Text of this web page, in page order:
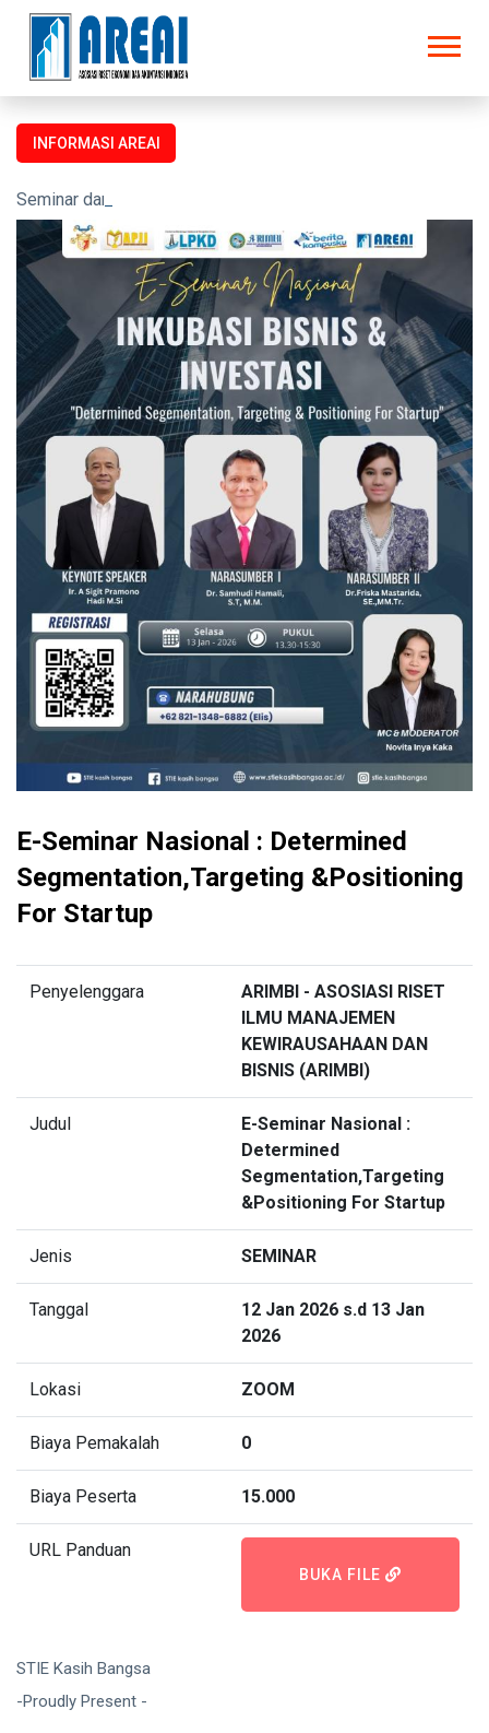
INFORMASI AREAI
Seminar dan Prosiding untuk semua kalangan
E-Seminar Nasional : Determined
Segmentation,Targeting &Positioning
For Startup
Penyelenggara
ARIMBI - ASOSIASI RISET
ILMU MANAJEMEN
KEWIRAUSAHAAN DAN
BISNIS (ARIMBI)
Judul
E-Seminar Nasional :
Determined
Segmentation,Targeting
&Positioning For Startup
Jenis SEMINAR
Tanggal
12 Jan 2026 s.d 13 Jan
2026
Lokasi ZOOM
Biaya Pemakalah 0
Biaya Peserta 15.000
URL Panduan
BUKA FILE
STIE Kasih Bangsa
-Proudly Present -